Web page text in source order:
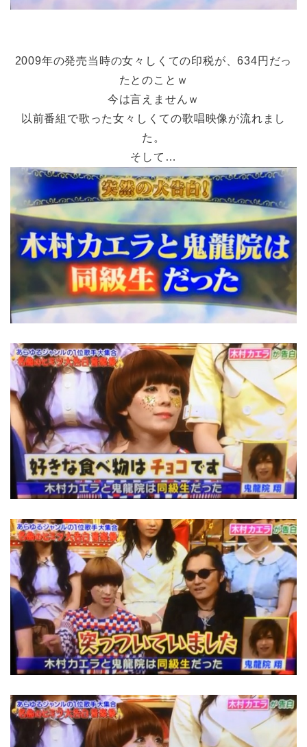
2009年の発売当時の女々しくての印税が、634円だっ
たとのことｗ
今は言えませんｗ
以前番組で歌った女々しくての歌唱映像が流れまし
た。
そして…